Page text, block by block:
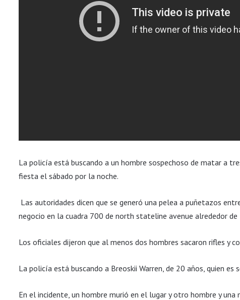
La policía está buscando a un hombre sospechoso de matar a
fiesta el sábado por la noche.
Las autoridades dicen que se generó una pelea a puñetazos
negocio en la cuadra 700 de north stateline avenue alrededor de
Los oficiales dijeron que al menos dos hombres sacaron rifles y
La policía está buscando a Breoskii Warren, de 20 años, quien
En el incidente, un hombre murió en el lugar y otro hombre y